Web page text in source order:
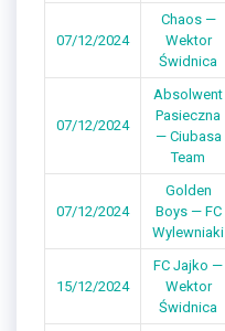
07/12/2024
Chaos —
Wektor
Świdnica
07/12/2024
Absolwent
Pasieczna
— Ciubasa
Team
07/12/2024
Golden
Boys — FC
Wylewniaki
15/12/2024
FC Jajko —
Wektor
Świdnica